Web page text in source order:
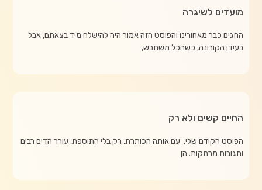
מועדים לשיגרה
החגים כבר מאחורינו והפוסט הזה אמור היה להישלח מיד בצאתם, אבל
בעידן הקורונה, כשהכל משתבש,
החיים קשים ולא רק
הפוסט הקודם שלי, עם אותה הכותרת, רק בלי התוספת, עורר הדים רבים
ותגובות מרתקות. הן